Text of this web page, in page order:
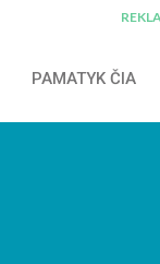
PAMATYK ČIA